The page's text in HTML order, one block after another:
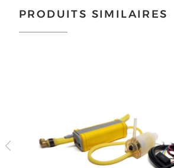
PRODUITS SIMILAIRES